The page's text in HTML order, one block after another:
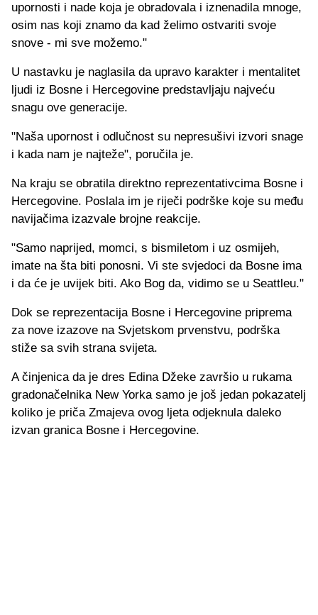
upornosti i nade koja je obradovala i iznenadila mnoge,
osim nas koji znamo da kad želimo ostvariti svoje
snove - mi sve možemo."
U nastavku je naglasila da upravo karakter i mentalitet
ljudi iz Bosne i Hercegovine predstavljaju najveću
snagu ove generacije.
"Naša upornost i odlučnost su nepresušivi izvori snage
i kada nam je najteže", poručila je.
Na kraju se obratila direktno reprezentativcima Bosne i
Hercegovine. Poslala im je riječi podrške koje su među
navijačima izazvale brojne reakcije.
"Samo naprijed, momci, s bismiletom i uz osmijeh,
imate na šta biti ponosni. Vi ste svjedoci da Bosne ima
i da će je uvijek biti. Ako Bog da, vidimo se u Seattleu."
Dok se reprezentacija Bosne i Hercegovine priprema
za nove izazove na Svjetskom prvenstvu, podrška
stiže sa svih strana svijeta.
A činjenica da je dres Edina Džeke završio u rukama
gradonačelnika New Yorka samo je još jedan pokazatelj
koliko je priča Zmajeva ovog ljeta odjeknula daleko
izvan granica Bosne i Hercegovine.